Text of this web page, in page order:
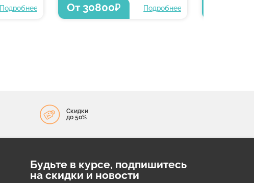
Подробнее От 30800₽ Подробнее
Скидки
до 50%
Будьте в курсе, подпишитесь
на скидки и новости